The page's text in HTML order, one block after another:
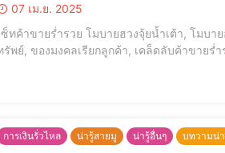
07 เม.ย. 2025
ซ็ทค้าขายร่ำรวย โมบายฮวงจุ้ยน้ำเต้า, โมบา
รัพย์, ของมงคลเรียกลูกค้า, เคล็ดลับค้าขายร่
การเงินรั่วไหล น่ารู้สายมู น่ารู้อื่นๆ บทวามน่